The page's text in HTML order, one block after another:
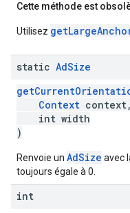
Cette méthode est
Utilisez
static AdSize
Context context,
int width
)
Renvoie un AdSize avec
toujours égale à 0.
int